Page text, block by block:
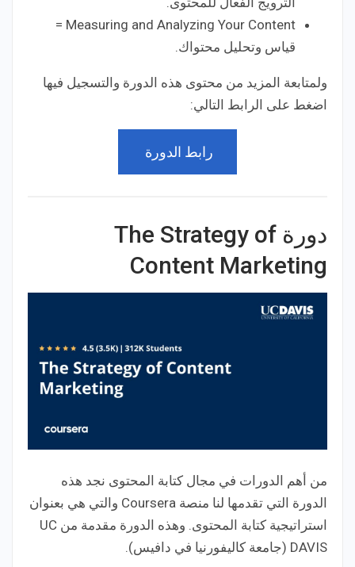
Measuring and Analyzing Your Content =
قياس وتحليل محتواك.
ولمتابعة المزيد من محتوى هذه الدورة والتسجيل فيها
اضغط على الرابط التالي:
رابط الدورة
دورة The Strategy of
Content Marketing
من أهم الدورات في مجال كتابة المحتوى نجد هذه
الدورة التي تقدمها لنا منصة Coursera والتي هي بعنوان
استراتيجية كتابة المحتوى. وهذه الدورة مقدمة من UC
DAVIS (جامعة كاليفورنيا في دافيس).